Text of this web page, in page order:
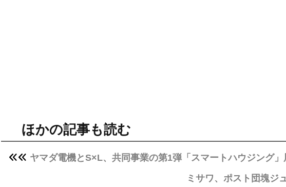
ほかの記事も読む
ヤマダ電機とS×L、共同事業の第1弾「スマートハウジング
ミサワ、ポスト団塊ジ